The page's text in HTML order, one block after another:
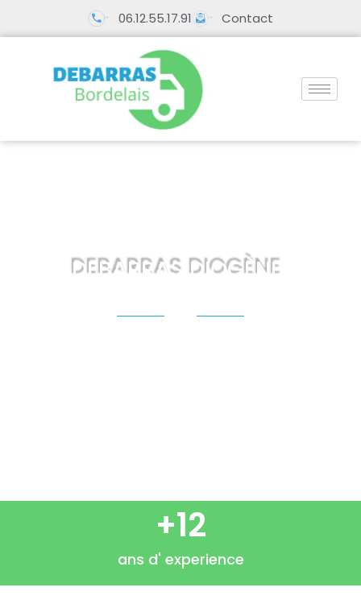
06.12.55.17.91 Contact
DEBARRAS DIOGÈNE
ans d' experience
+12